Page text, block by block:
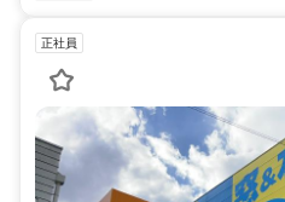
正社員